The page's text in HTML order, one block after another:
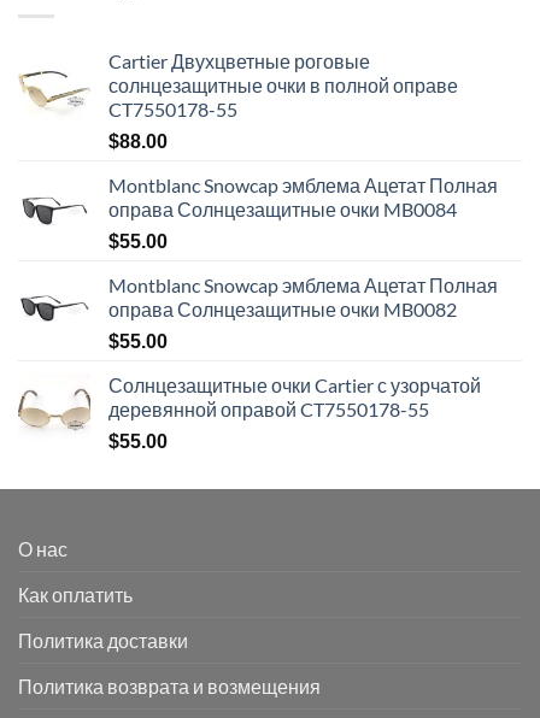
Cartier Двухцветные роговые
солнцезащитные очки в полной оправе
CT7550178-55
$88.00
Montblanc Snowcap эмблема Ацетат Полная
оправа Солнцезащитные очки MB0084
$55.00
Montblanc Snowcap эмблема Ацетат Полная
оправа Солнцезащитные очки MB0082
$55.00
Солнцезащитные очки Cartier с узорчатой
деревянной оправой CT7550178-55
$55.00
О нас
Как оплатить
Политика доставки
Политика возврата и возмещения